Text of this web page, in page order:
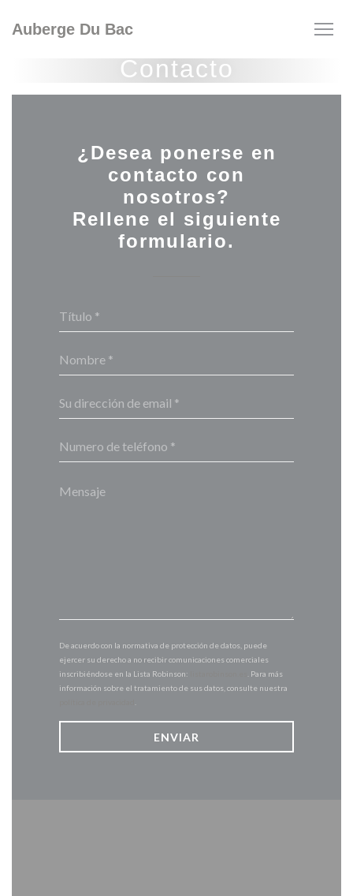
Auberge Du Bac
Contacto
¿Desea ponerse en
contacto con
nosotros?
Rellene el siguiente
formulario.
De acuerdo con la normativa de protección de datos, puede
ejercer su derecho a no recibir comunicaciones comerciales
inscribiéndose en la Lista Robinson:
. Para más
información sobre el tratamiento de sus datos, consulte nuestra